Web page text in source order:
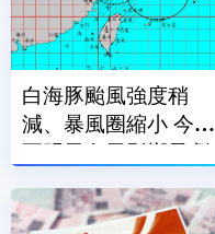
白海豚颱風強度稍
減、暴風圈縮小 今晚
至明天白天影響最劇